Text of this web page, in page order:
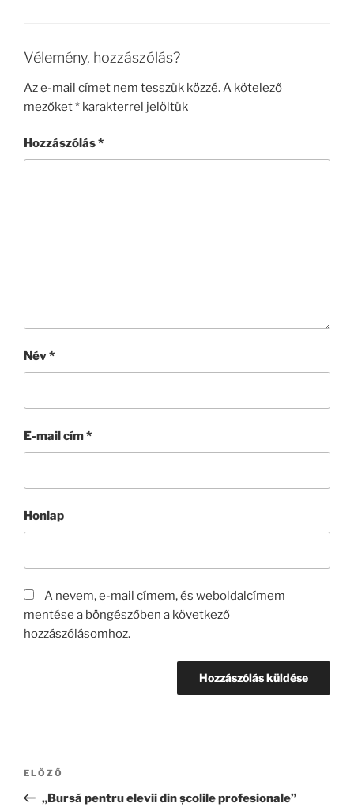
Vélemény, hozzászólás?
Az e-mail címet nem tesszük közzé.A kötelező
mezőket* karakterrel jelöltük
Hozzászólás*
Név*
E-mail cím*
Honlap
A nevem, e-mail címem, és weboldalcímem
mentése a böngészőben a következő
hozzászólásomhoz.
Bejegyzés
Korábbi
bejegyzés
ELŐZŐ
„Bursă pentru elevii din școlile profesionale”